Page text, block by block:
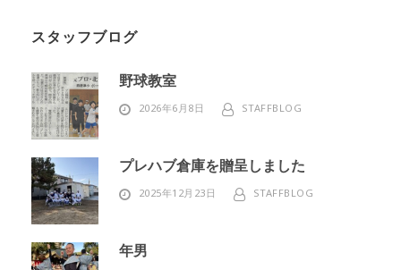
スタッフブログ
野球教室
2026年6月8日 STAFFBLOG
プレハブ倉庫を贈呈しました
2025年12月23日 STAFFBLOG
年男